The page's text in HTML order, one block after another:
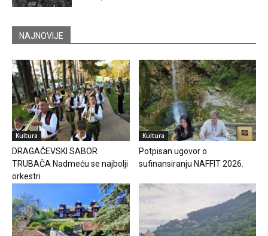
NAJNOVIJE
Kultura
DRAGAČEVSKI SABOR
TRUBAČA Nadmeću se najbolji
orkestri
Kultura
Potpisan ugovor o
sufinansiranju NAFFIT 2026.